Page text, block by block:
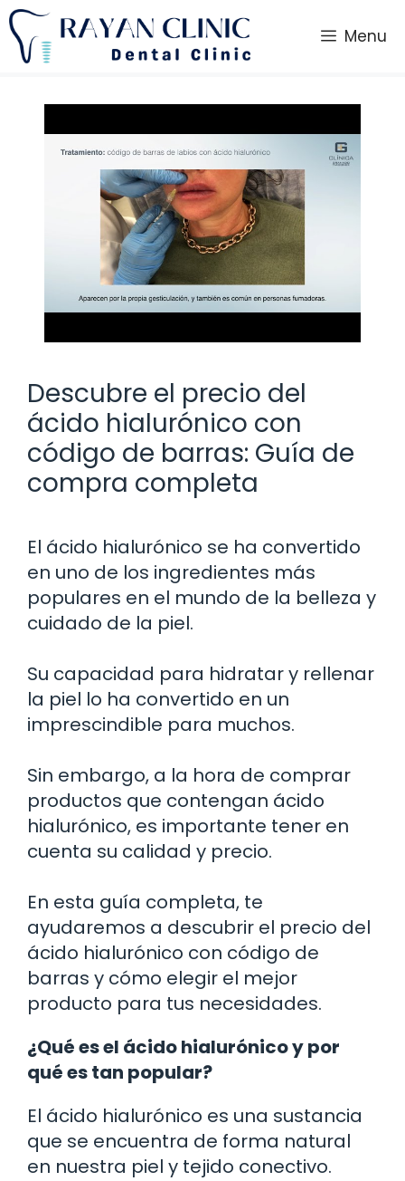
Saltar
al
contenido
Menu
Descubre el precio del
ácido hialurónico con
código de barras: Guía de
compra completa
El ácido hialurónico se ha convertido
en uno de los ingredientes más
populares en el mundo de la belleza y
cuidado de la piel.
Su capacidad para hidratar y rellenar
la piel lo ha convertido en un
imprescindible para muchos.
Sin embargo, a la hora de comprar
productos que contengan ácido
hialurónico, es importante tener en
cuenta su calidad y precio.
En esta guía completa, te
ayudaremos a descubrir el precio del
ácido hialurónico con código de
barras y cómo elegir el mejor
producto para tus necesidades.
¿Qué es el ácido hialurónico y por
qué es tan popular?
El ácido hialurónico es una sustancia
que se encuentra de forma natural
en nuestra piel y tejido conectivo.